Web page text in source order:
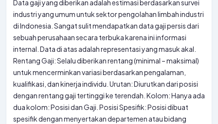
Data gaji yang diberikan adalah estimasi berdasarkan survei
industri yang umum untuk sektor pengolahan limbah industri
di Indonesia. Sangat sulit mendapatkan data gaji persis dari
sebuah perusahaan secara terbuka karena ini informasi
internal. Data di atas adalah representasi yang masuk akal.
Rentang Gaji: Selalu diberikan rentang (minimal – maksimal)
untuk mencerminkan variasi berdasarkan pengalaman,
kualifikasi, dan kinerja individu. Urutan: Diurutkan dari posisi
dengan rentang gaji tertinggi ke terendah. Kolom: Hanya ada
dua kolom: Posisi dan Gaji. Posisi Spesifik: Posisi dibuat
spesifik dengan menyertakan departemen atau bidang